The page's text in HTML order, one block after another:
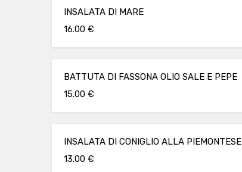
INSALATA DI MARE
16.00 €
BATTUTA DI FASSONA OLIO SALE E PEPE
15.00 €
INSALATA DI CONIGLIO ALLA PIEMONTESE
13.00 €